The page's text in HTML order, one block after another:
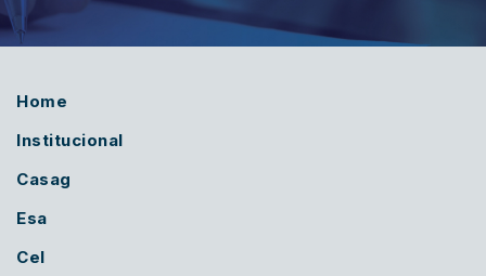
Home
Institucional
Casag
Esa
Cel